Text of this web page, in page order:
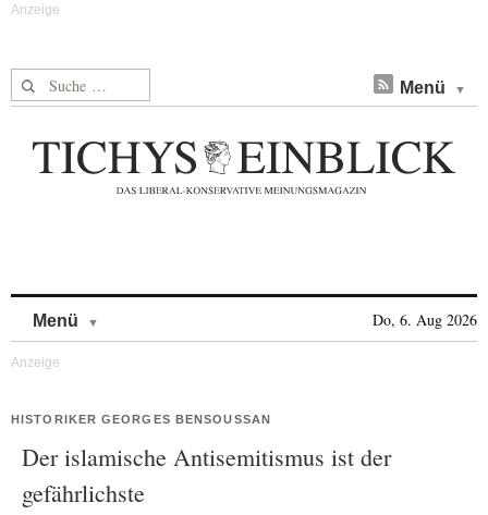
Suche nach: Menü
Menü Do, 6. Aug 2026
HISTORIKER GEORGES BENSOUSSAN
Der islamische Antisemitismus ist der
gefährlichste